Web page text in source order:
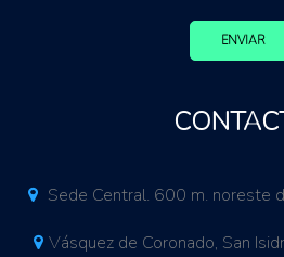
ENVIAR
Sede Central. 600 m. noreste
Vásquez de Coronado, San